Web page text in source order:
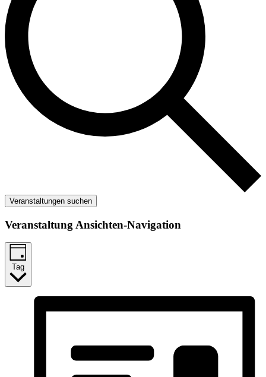
Veranstaltungen suchen
Veranstaltung Ansichten-Navigation
Tag